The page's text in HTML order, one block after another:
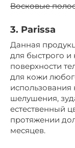
Восковые
3. Parissa
Данная
для быстрого и
поверхности
для кожи
шелушения,
естественный
протяжении
месяцев.